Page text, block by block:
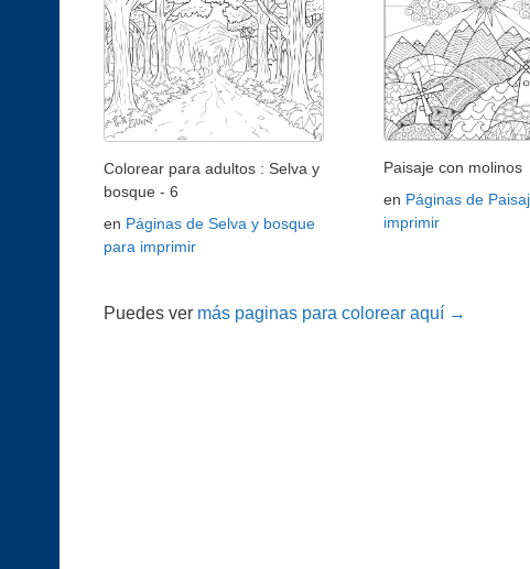
Colorear para adultos : Selva y
bosque - 6
en Páginas de Selva y bosque
para imprimir
Paisaje con molinos
en Páginas de
imprimir
Puedes ver más paginas para colorear aquí →